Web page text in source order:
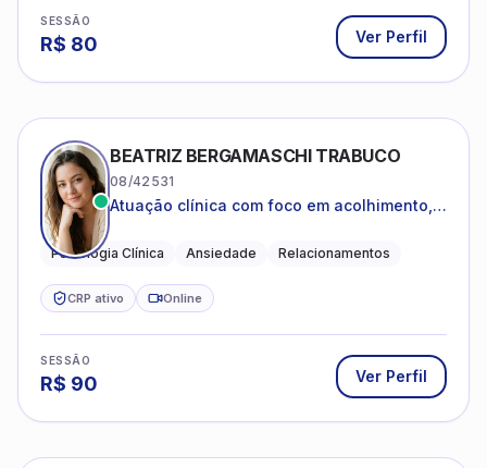
SESSÃO
R$ 80 Ver Perfil
BEATRIZ BERGAMASCHI TRABUCO
08/42531
Atuação clínica com foco em acolhimento,
Psicologia Clínica Ansiedade Relacionamentos
CRP ativo Online
SESSÃO
R$ 90 Ver Perfil